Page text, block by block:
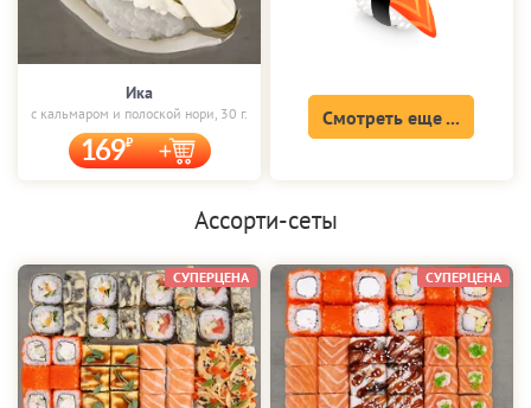
Ика
с кальмаром и полоской нори, 30 г.
169
Смотреть еще ...
Ассорти-сеты
СУПЕРЦЕНА СУПЕРЦЕНА